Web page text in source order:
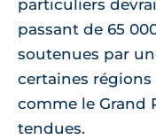
particuliers
passant de 65
soutenues par
certaines
comme le Grand
tendues.